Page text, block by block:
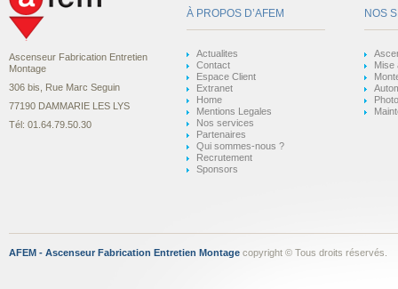
Ascenseur Fabrication Entretien
Montage
306 bis, Rue Marc Seguin
77190 DAMMARIE LES LYS
Tél: 01.64.79.50.30
À PROPOS D’AFEM
Actualites
Contact
Espace Client
Extranet
Home
Mentions Legales
Nos services
Partenaires
Qui sommes-nous ?
Recrutement
Sponsors
NOS‌
Mise
AFEM - Ascenseur Fabrication Entretien Montage copyright © Tous droits réservés.